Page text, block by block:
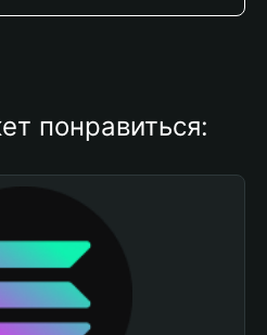
понравиться: